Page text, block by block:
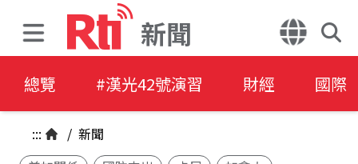
新聞
總覽 #漢光42號演習 財經 國際
::: / 新聞